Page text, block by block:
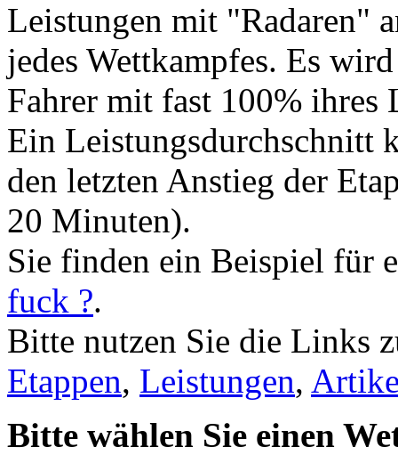
Leistungen mit "Radaren"
jedes Wettkampfes. Es
Fahrer mit fast 100% ihres
Ein Leistungsdurchschnitt
den letzten Anstieg der
20 Minuten).
Sie finden ein Beispiel für
fuck ?.
Bitte nutzen Sie die Links
Etappen, Leistungen,
Bitte wählen Sie einen